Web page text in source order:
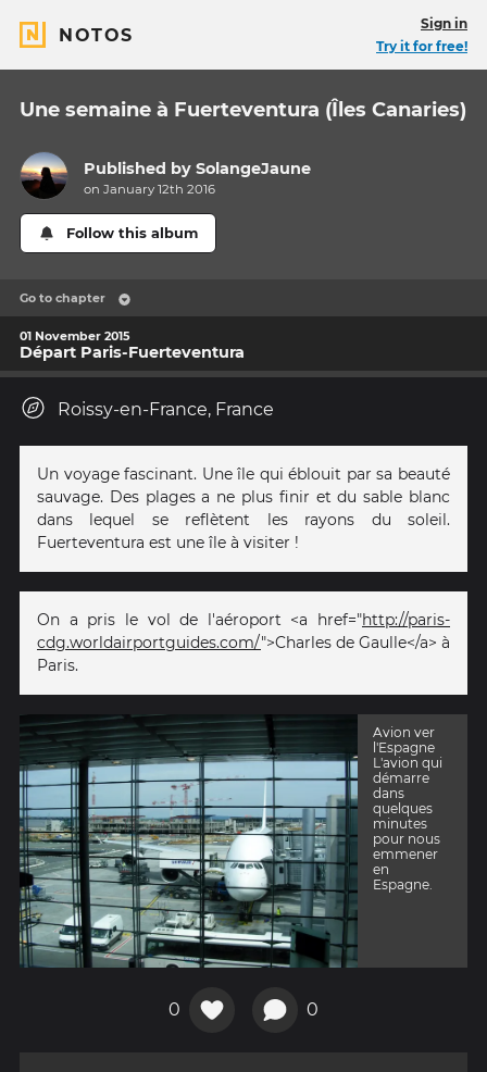
NOTOS
Sign in
Try it for free!
Une semaine à Fuerteventura (Îles Canaries)
Published bySolangeJaune
on January 12th 2016
Follow this album
Go to chapter
01 November 2015
Départ Paris-Fuerteventura
Roissy-en-France, France
Un voyage fascinant. Une île qui éblouit par sa beauté
sauvage. Des plages a ne plus finir et du sable blanc
dans lequel se reflètent les rayons du soleil.
Fuerteventura est une île à visiter !
On a pris le vol de l'aéroport <a href="http://paris-
cdg.worldairportguides.com/">Charles de Gaulle</a> à
Paris.
Avion ver
l'Espagne
L'avion qui
démarre
dans
quelques
minutes
pour nous
emmener
en
Espagne.
0 0